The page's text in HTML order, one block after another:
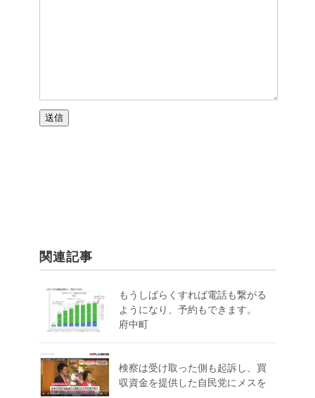
関連記事
もうしばらくすれば電話も繋がる
ようになり、予約もできます。
府中町
検察は受け取った側も起訴し、買
収資金を提供した自民党にメスを